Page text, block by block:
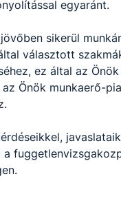
egyaránt.
sikerül
választott
ez által az
az Önök munkaerő-
a